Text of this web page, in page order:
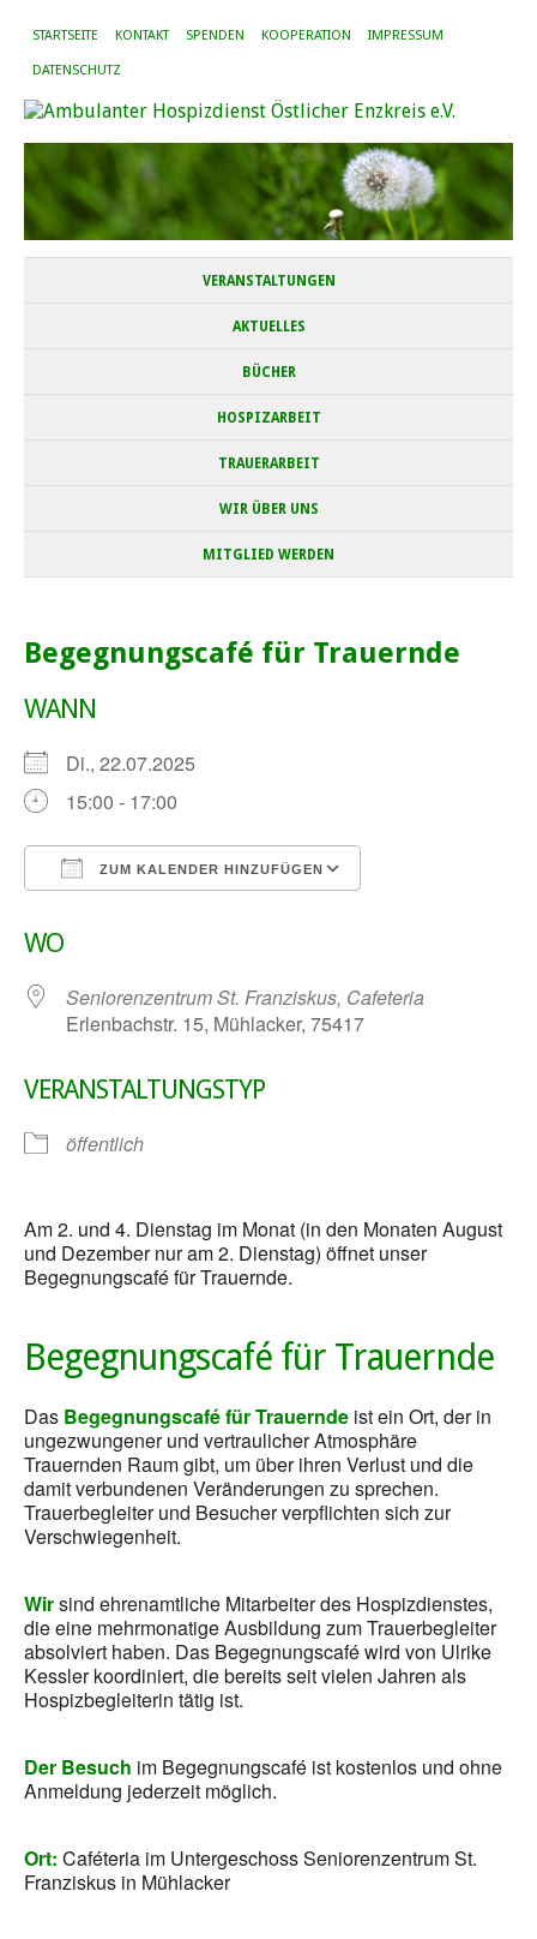
STARTSEITE KONTAKT SPENDEN KOOPERATION IMPRESSUM
DATENSCHUTZ
VERANSTALTUNGEN
AKTUELLES
BÜCHER
HOSPIZARBEIT
TRAUERARBEIT
WIR ÜBER UNS
MITGLIED WERDEN
Begegnungscafé für Trauernde
WANN
Di., 22.07.2025
15:00 - 17:00
ZUM KALENDER HINZUFÜGEN
WO
Seniorenzentrum St. Franziskus, Cafeteria
Erlenbachstr. 15, Mühlacker, 75417
VERANSTALTUNGSTYP
öffentlich
Am 2. und 4. Dienstag im Monat (in den Monaten August
und Dezember nur am 2. Dienstag) öffnet unser
Begegnungscafé für Trauernde.
Begegnungscafé für Trauernde
Das Begegnungscafé für Trauernde ist ein Ort, der in
ungezwungener und vertraulicher Atmosphäre
Trauernden Raum gibt, um über ihren Verlust und die
damit verbundenen Veränderungen zu sprechen.
Trauerbegleiter und Besucher verpflichten sich zur
Verschwiegenheit.
Wirsind ehrenamtliche Mitarbeiter des Hospizdienstes,
die eine mehrmonatige Ausbildung zum Trauerbegleiter
absolviert haben. Das Begegnungscafé wird von Ulrike
Kessler koordiniert, die bereits seit vielen Jahren als
Hospizbegleiterin tätig ist.
Der Besuch im Begegnungscafé ist kostenlos und ohne
Anmeldung jederzeit möglich.
Ort: Caféteria im Untergeschoss Seniorenzentrum St.
Franziskus in Mühlacker